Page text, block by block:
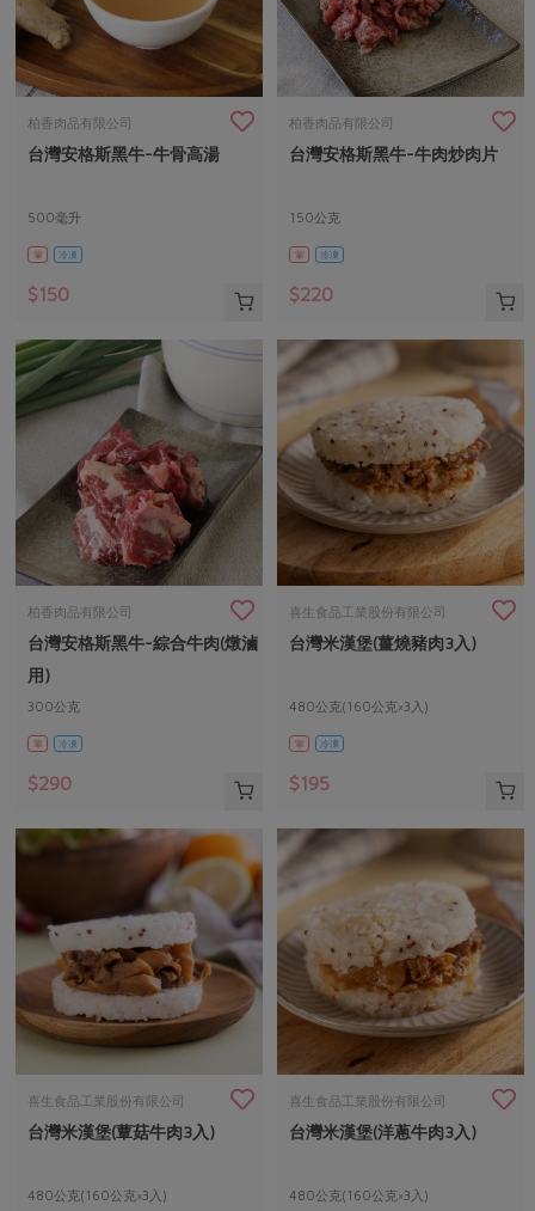
柏香肉品有限公司
台灣安格斯黑牛-牛骨高湯
500毫升
葷 冷凍
$150
柏香肉品有限公司
台灣安格斯黑牛-牛肉炒肉片
150公克
葷 冷凍
$220
柏香肉品有限公司
台灣安格斯黑牛-綜合牛肉(燉滷
用)
300公克
葷 冷凍
$290
喜生食品工業股份有限公司
台灣米漢堡(薑燒豬肉3入)
480公克(160公克×3入)
葷 冷凍
$195
喜生食品工業股份有限公司
台灣米漢堡(蕈菇牛肉3入)
480公克(160公克×3入)
喜生食品工業股份有限公司
台灣米漢堡(洋蔥牛肉3入)
480公克(160公克×3入)